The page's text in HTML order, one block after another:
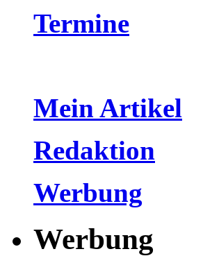
Termine
Mein Artikel
Redaktion
Werbung
Werbung